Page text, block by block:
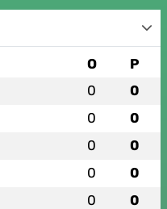
O P
0 0
0 0
0 0
0 0
0 0